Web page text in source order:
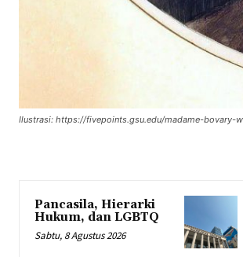
Ilustrasi: https://fivepoints.gsu.edu/madame-
Pancasila, Hierarki
Hukum, dan LGBTQ
Sabtu, 8 Agustus 2026